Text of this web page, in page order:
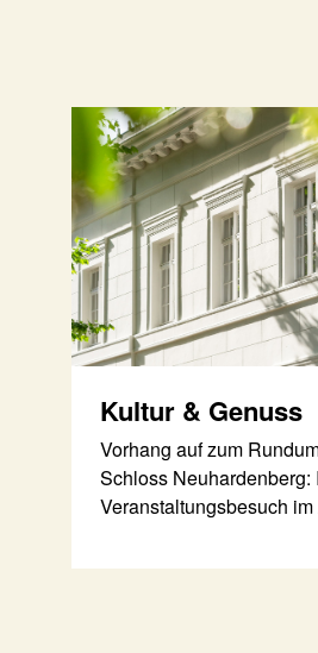
Kultur & Genuss
Vorhang auf zum
Schloss Neuhardenberg:
Veranstaltungsbesuch